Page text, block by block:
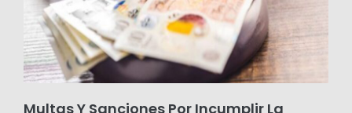
Multas Y Sanciones Por Incumplir La